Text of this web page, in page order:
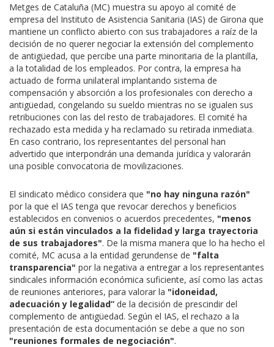
Metges de Cataluña (MC) muestra su apoyo al comité de
empresa del Instituto de Asistencia Sanitaria (IAS) de Girona que
mantiene un conflicto abierto con sus trabajadores a raíz de la
decisión de no querer negociar la extensión del complemento
de antigüedad, que percibe una parte minoritaria de la plantilla,
a la totalidad de los empleados. Por contra, la empresa ha
actuado de forma unilateral implantando sistema de
compensación y absorción a los profesionales con derecho a
antigüedad, congelando su sueldo mientras no se igualen sus
retribuciones con las del resto de trabajadores. El comité ha
rechazado esta medida y ha reclamado su retirada inmediata.
En caso contrario, los representantes del personal han
advertido que interpondrán una demanda jurídica y valorarán
una posible convocatoria de movilizaciones.
El sindicato médico considera que "no hay ninguna razón"
por la que el IAS tenga que revocar derechos y beneficios
establecidos en convenios o acuerdos precedentes, "menos
aún si están vinculados a la fidelidad y larga trayectoria
de sus trabajadores". De la misma manera que lo ha hecho el
comité, MC acusa a la entidad gerundense de "falta
transparencia" por la negativa a entregar a los representantes
sindicales información económica suficiente, así como las actas
de reuniones anteriores, para valorar la "idoneidad,
adecuación y legalidad” de la decisión de prescindir del
complemento de antigüedad. Según el IAS, el rechazo a la
presentación de esta documentación se debe a que no son
"reuniones formales de negociación".